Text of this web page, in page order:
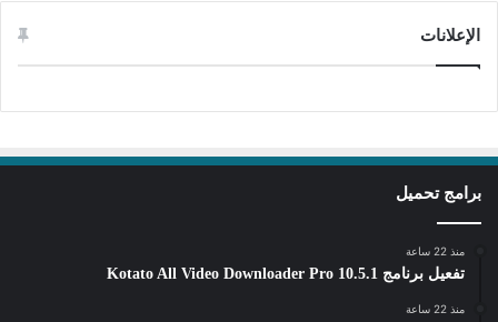
الإعلانات
برامج تحميل
منذ 22 ساعة
تفعيل برنامج Kotato All Video Downloader Pro 10.5.1
منذ 22 ساعة